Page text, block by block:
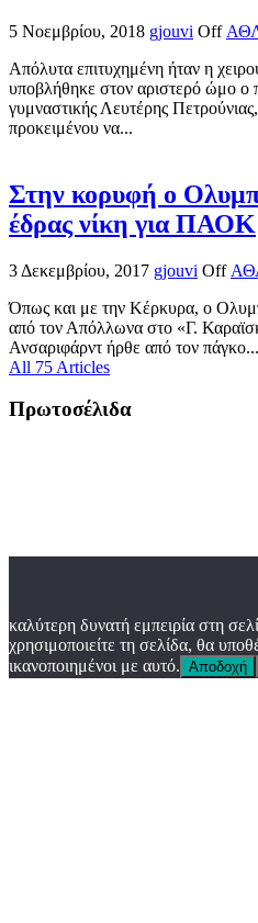
5 Νοεμβρίου, 2018 gjouvi Off
Απόλυτα επιτυχημένη ήταν η
υποβλήθηκε στον αριστερό ώμο ο
γυμναστικής Λευτέρης
προκειμένου να...
Στην κορυφή ο
έδρας νίκη για ΠΑΟΚ
3 Δεκεμβρίου, 2017 gjouvi Off
Όπως και με την Κέρκυρα, ο
από τον Απόλλωνα στο «Γ.
Ανσαριφάρντ ήρθε από τον πάγκο...
All 75 Articles
Πρωτοσέλιδα
καλύτερη δυνατή εμπειρία στη
χρησιμοποιείτε τη σελίδα, θα
ικανοποιημένοι με αυτό. Αποδοχή